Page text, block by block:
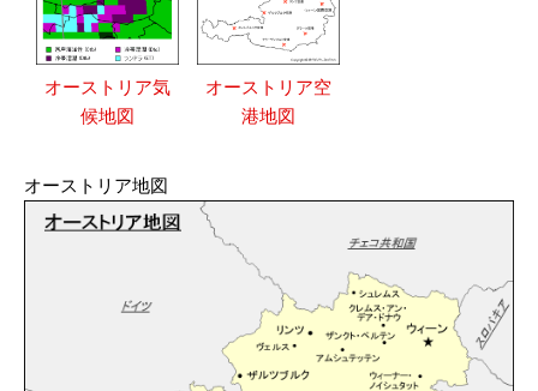
オーストリア気
候地図
オーストリア空
港地図
オーストリア地図